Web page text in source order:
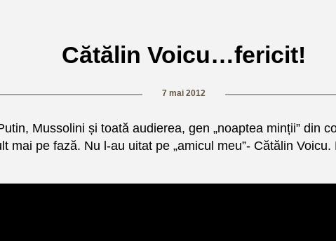
Cătălin Voicu…fericit!
7 mai 2012
Mussolini și toată audierea, gen „noaptea minții” din
mai pe fază. Nu l-au uitat pe „amicul meu”- Cătălin